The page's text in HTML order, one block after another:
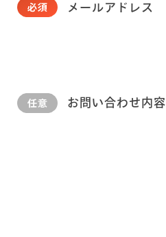
メールアドレス
お問い合わせ内容